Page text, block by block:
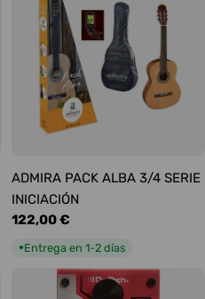
ADMIRA PACK ALBA 3/4 SERIE
INICIACIÓN
Precio
122,00 €
●Entrega en 1-2 días